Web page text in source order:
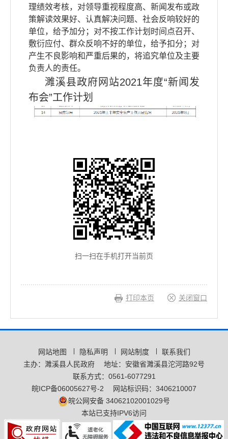
理绩效考核，对领导重视程度高、新闻发布或政
策解读效果好、认真解决问题、社会反响较好的
单位，给予加分；对不按工作计划时间点召开、
敷衍应付、群众反响不好的单位，给予扣分；对
产生不良影响和严重后果的，将追究单位及主要
负责人的责任。
濉溪县政府网站2021年度“新闻发
布会”工作计划
扫一扫在手机打开当前页
打印本页 关闭窗口
网站地图 隐私声明 网站制度
联系我们
主办：濉溪县人民政府
地址：安徽省濉溪县沱河路92号
联系方式：0561-6077291
皖ICP备06005627号-2
网站标识码：3406210007
皖公网安备 34062102001029号
本站已支持IPV6访问